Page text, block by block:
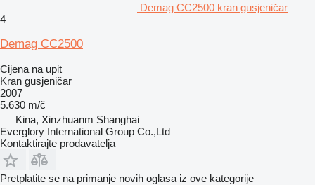
Demag CC2500 kran gusjeničar
4
Demag CC2500
Cijena na upit
Kran gusjeničar
2007
5.630 m/č
Kina, Xinzhuanm Shanghai
Everglory International Group Co.,Ltd
Kontaktirajte prodavatelja
Pretplatite se na primanje novih oglasa iz ove kategorije